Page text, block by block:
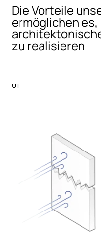
Die Vorteile
ermöglichen
zu realisieren
01